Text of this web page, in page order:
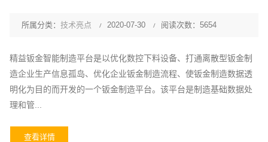
所属分类： 技术亮点 2020-07-30 阅读次数：5654
精益钣金智能制造平台是以优化数控下料设备、打通离散型钣金制
造企业生产信息孤岛、优化企业钣金制造流程、使钣金制造数据透
明化为目的而开发的一个钣金制造平台。该平台是制造基础数据处
理和管...
查看详情